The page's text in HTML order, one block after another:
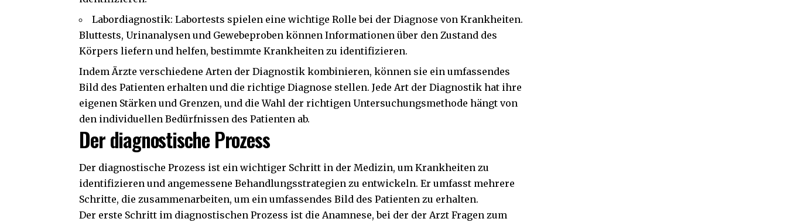
Labordiagnostik: Labortests spielen eine wichtige Rolle bei der Diagnose von Krankheiten.
Bluttests, Urinanalysen und Gewebeproben können Informationen über den Zustand des
Körpers liefern und helfen, bestimmte Krankheiten zu identifizieren.
Indem Ärzte verschiedene Arten der Diagnostik kombinieren, können sie ein umfassendes
Bild des Patienten erhalten und die richtige Diagnose stellen. Jede Art der Diagnostik hat ihre
eigenen Stärken und Grenzen, und die Wahl der richtigen Untersuchungsmethode hängt von
den individuellen Bedürfnissen des Patienten ab.
Der diagnostische Prozess
Der diagnostische Prozess ist ein wichtiger Schritt in der Medizin, um Krankheiten zu
identifizieren und angemessene Behandlungsstrategien zu entwickeln. Er umfasst mehrere
Schritte, die zusammenarbeiten, um ein umfassendes Bild des Patienten zu erhalten.
Der erste Schritt im diagnostischen Prozess ist die Anamnese, bei der der Arzt Fragen zum